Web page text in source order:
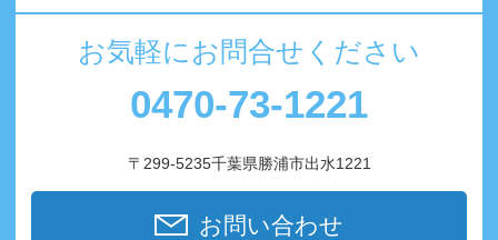
お気軽にお問合せください
0470-73-1221
〒299-5235千葉県勝浦市出水1221
お問い合わせ